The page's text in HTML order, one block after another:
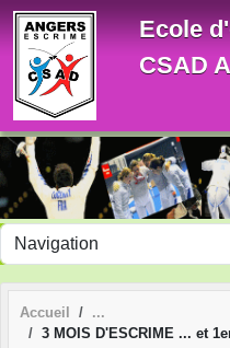
Ecole
CSAD
Accueil
3 MOIS D'ESCRIME ... et
Panneau de gestion des